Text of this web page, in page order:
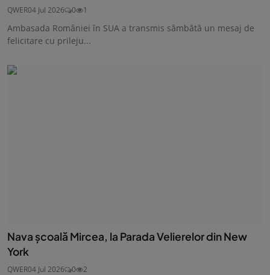
QWER04 Jul 2026 0 1
Ambasada României în SUA a transmis sâmbătă un mesaj de
felicitare cu prileju...
Nava şcoală Mircea, la Parada Velierelor din New
York
QWER04 Jul 2026 0 2